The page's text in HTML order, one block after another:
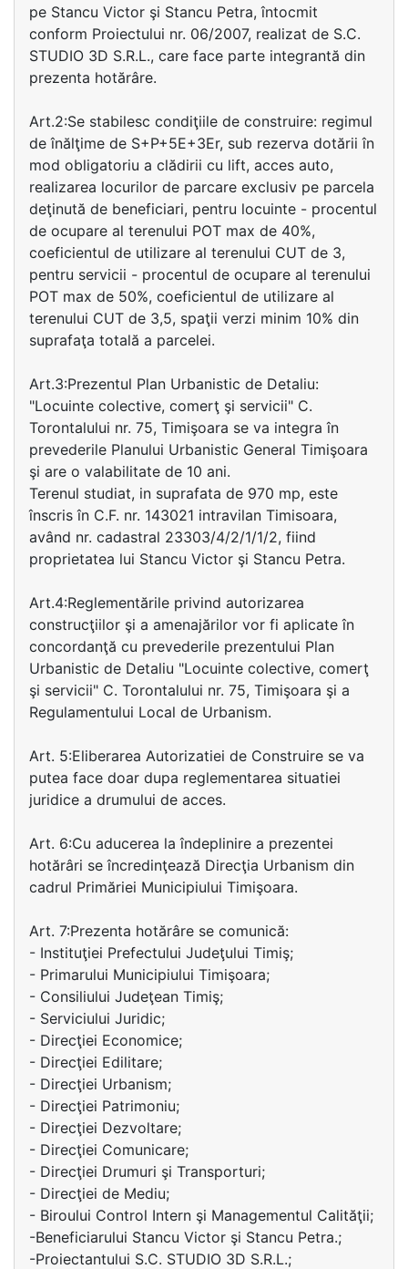
pe Stancu Victor şi Stancu Petra, întocmit
conform Proiectului nr. 06/2007, realizat de S.C.
STUDIO 3D S.R.L., care face parte integrantă din
prezenta hotărâre.
Art.2:Se stabilesc condiţiile de construire: regimul
de înălţime de S+P+5E+3Er, sub rezerva dotării în
mod obligatoriu a clădirii cu lift, acces auto,
realizarea locurilor de parcare exclusiv pe parcela
deţinută de beneficiari, pentru locuinte - procentul
de ocupare al terenului POT max de 40%,
coeficientul de utilizare al terenului CUT de 3,
pentru servicii - procentul de ocupare al terenului
POT max de 50%, coeficientul de utilizare al
terenului CUT de 3,5, spaţii verzi minim 10% din
suprafaţa totală a parcelei.
Art.3:Prezentul Plan Urbanistic de Detaliu:
"Locuinte colective, comerţ şi servicii" C.
Torontalului nr. 75, Timişoara se va integra în
prevederile Planului Urbanistic General Timişoara
şi are o valabilitate de 10 ani.
Terenul studiat, in suprafata de 970 mp, este
înscris în C.F. nr. 143021 intravilan Timisoara,
având nr. cadastral 23303/4/2/1/1/2, fiind
proprietatea lui Stancu Victor şi Stancu Petra.
Art.4:Reglementările privind autorizarea
construcţiilor şi a amenajărilor vor fi aplicate în
concordanţă cu prevederile prezentului Plan
Urbanistic de Detaliu "Locuinte colective, comerţ
şi servicii" C. Torontalului nr. 75, Timişoara şi a
Regulamentului Local de Urbanism.
Art. 5:Eliberarea Autorizatiei de Construire se va
putea face doar dupa reglementarea situatiei
juridice a drumului de acces.
Art. 6:Cu aducerea la îndeplinire a prezentei
hotărâri se încredinţează Direcţia Urbanism din
cadrul Primăriei Municipiului Timişoara.
Art. 7:Prezenta hotărâre se comunică:
- Instituţiei Prefectului Judeţului Timiş;
- Primarului Municipiului Timişoara;
- Consiliului Judeţean Timiş;
- Serviciului Juridic;
- Direcţiei Economice;
- Direcţiei Edilitare;
- Direcţiei Urbanism;
- Direcţiei Patrimoniu;
- Direcţiei Dezvoltare;
- Direcţiei Comunicare;
- Direcţiei Drumuri şi Transporturi;
- Direcţiei de Mediu;
- Biroului Control Intern şi Managementul Calităţii;
-Beneficiarului Stancu Victor şi Stancu Petra.;
-Proiectantului S.C. STUDIO 3D S.R.L.;